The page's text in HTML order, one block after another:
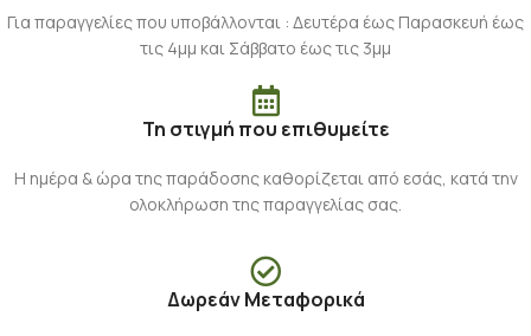
Για παραγγελίες που υποβάλλονται : Δευτέρα έως Παρασκευή έως
τις 4μμ και Σάββατο έως τις 3μμ
Τη στιγμή που επιθυμείτε
Η ημέρα & ώρα της παράδοσης καθορίζεται από εσάς, κατά την
ολοκλήρωση της παραγγελίας σας.
Δωρεάν Μεταφορικά